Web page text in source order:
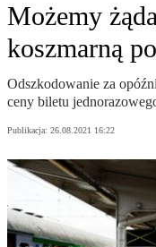
Możemy
koszmarną
Odszkodowanie za
ceny biletu
Publikacja: 26.08.2021 16:22